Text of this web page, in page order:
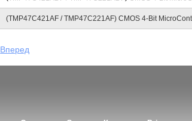
(TMP47C421AF / TMP47C221AF) CMOS 4-Bit
Вперед